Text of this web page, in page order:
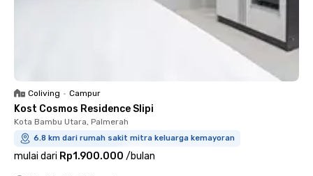
Coliving • Campur
Kost Cosmos Residence Slipi
Kota Bambu Utara, Palmerah
6.8 km dari rumah sakit mitra keluarga kemayoran
mulai dari Rp1.900.000 /bulan